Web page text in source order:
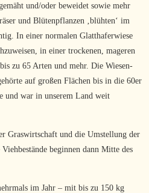
und/oder beweidet sowie mehr
und Blütenpflanzen ‚blühten‘ im
In einer normalen Glatthaferwiese
in einer trockenen, mageren
zu 65 Arten und mehr. Die Wiesen-
auf großen Flächen bis in die 60er
und war in unserem Land weit
Graswirtschaft und die Umstellung der
beginnen dann Mitte des
im Jahr – mit bis zu 150 kg